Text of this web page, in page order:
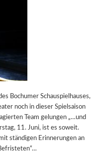
Bochumer Schauspielhauses,
noch in dieser Spielsaison
Team gelungen „…und
11. Juni, ist es soweit.
ständigen Erinnerungen an